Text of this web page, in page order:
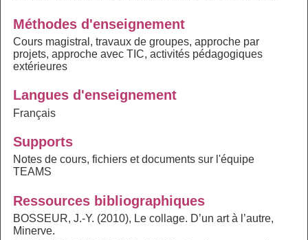
Méthodes d'enseignement
Cours magistral, travaux de groupes, approche par
projets, approche avec TIC, activités pédagogiques
extérieures
Langues d'enseignement
Français
Supports
Notes de cours, fichiers et documents sur l'équipe
TEAMS
Ressources bibliographiques
BOSSEUR, J.-Y. (2010), Le collage. D’un art à l’autre,
Minerve.